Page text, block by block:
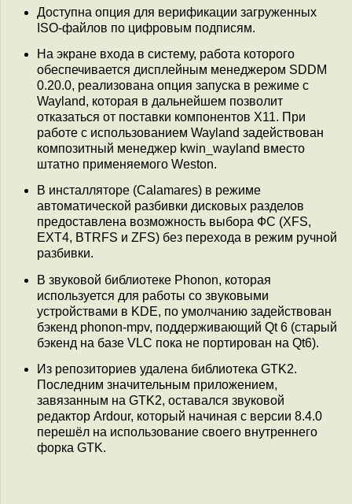
Доступна опция для верификации загруженных
ISO-файлов по цифровым подписям.
На экране входа в систему, работа которого
обеспечивается дисплейным менеджером SDDM
0.20.0, реализована опция запуска в режиме с
Wayland, которая в дальнейшем позволит
отказаться от поставки компонентов X11. При
работе с использованием Wayland задействован
композитный менеджер kwin_wayland вместо
штатно применяемого Weston.
В инсталляторе (Calamares) в режиме
автоматической разбивки дисковых разделов
предоставлена возможность выбора ФС (XFS,
EXT4, BTRFS и ZFS) без перехода в режим ручной
разбивки.
В звуковой библиотеке Phonon, которая
используется для работы со звуковыми
устройствами в KDE, по умолчанию задействован
бэкенд phonon-mpv, поддерживающий Qt 6 (старый
бэкенд на базе VLC пока не портирован на Qt6).
Из репозиториев удалена библиотека GTK2.
Последним значительным приложением,
завязанным на GTK2, оставался звуковой
редактор Ardour, который начиная с версии 8.4.0
перешёл на использование своего внутреннего
форка GTK.